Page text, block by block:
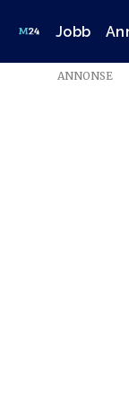
Jobb
ANNONSE